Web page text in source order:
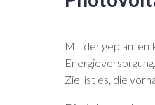
Mit der geplanten
Energieversorgung.
Ziel ist es, die